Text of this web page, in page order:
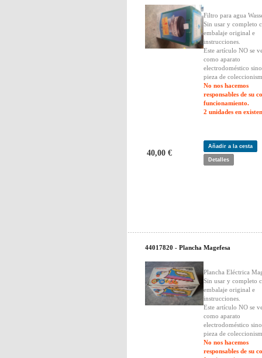
Filtro para agua
Sin usar y completo
embalaje original e
instrucciones.
Este artículo NO se
como aparato
electrodoméstico
pieza de
No nos hacemos
responsables de su
funcionamiento.
2 unidades en
40,00 €
Añadir a la cesta
Detalles
44017820 - Plancha Magefesa
Plancha Eléctrica
Sin usar y completo
embalaje original e
instrucciones.
Este artículo NO se
como aparato
electrodoméstico
pieza de
No nos hacemos
responsables de su